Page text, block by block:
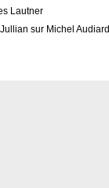
Lautner
sur Michel Audiard